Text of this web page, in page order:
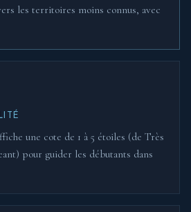
les territoires moins connus, avec
une cote de 1 à 5 étoiles (de Très
pour guider les débutants dans